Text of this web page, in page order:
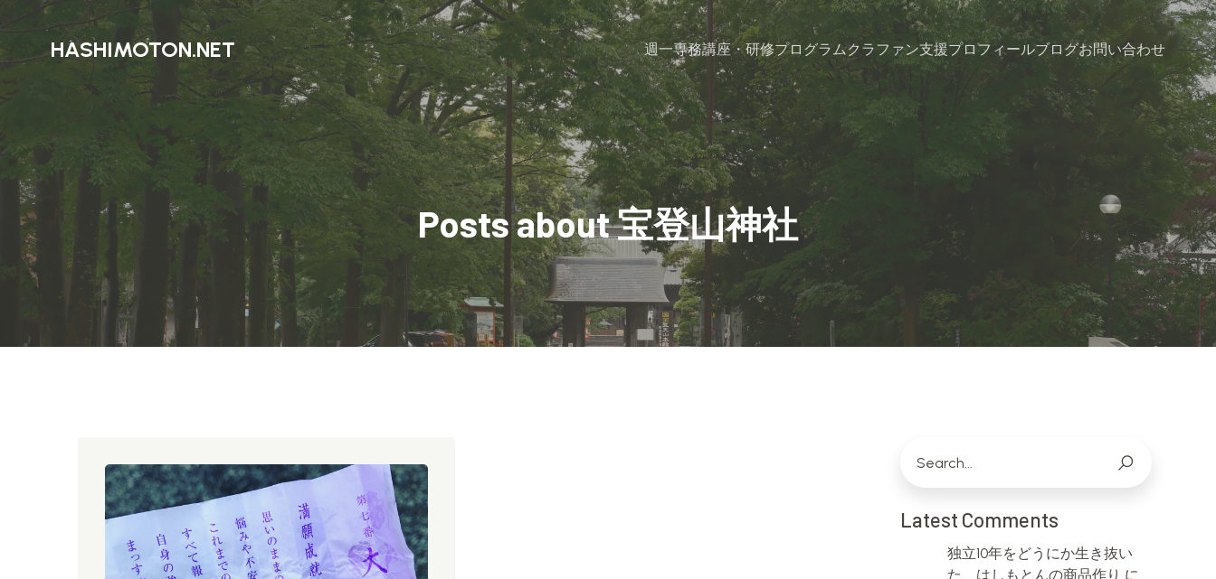
HASHIMOTON.NET 週一専務講座・研修プログラムクラファン支援プロフィールブログお問い合わせ
Posts about 宝登山神社
Latest Comments
独立10年をどうにか生き抜い
た、はしもとんの商品作り に